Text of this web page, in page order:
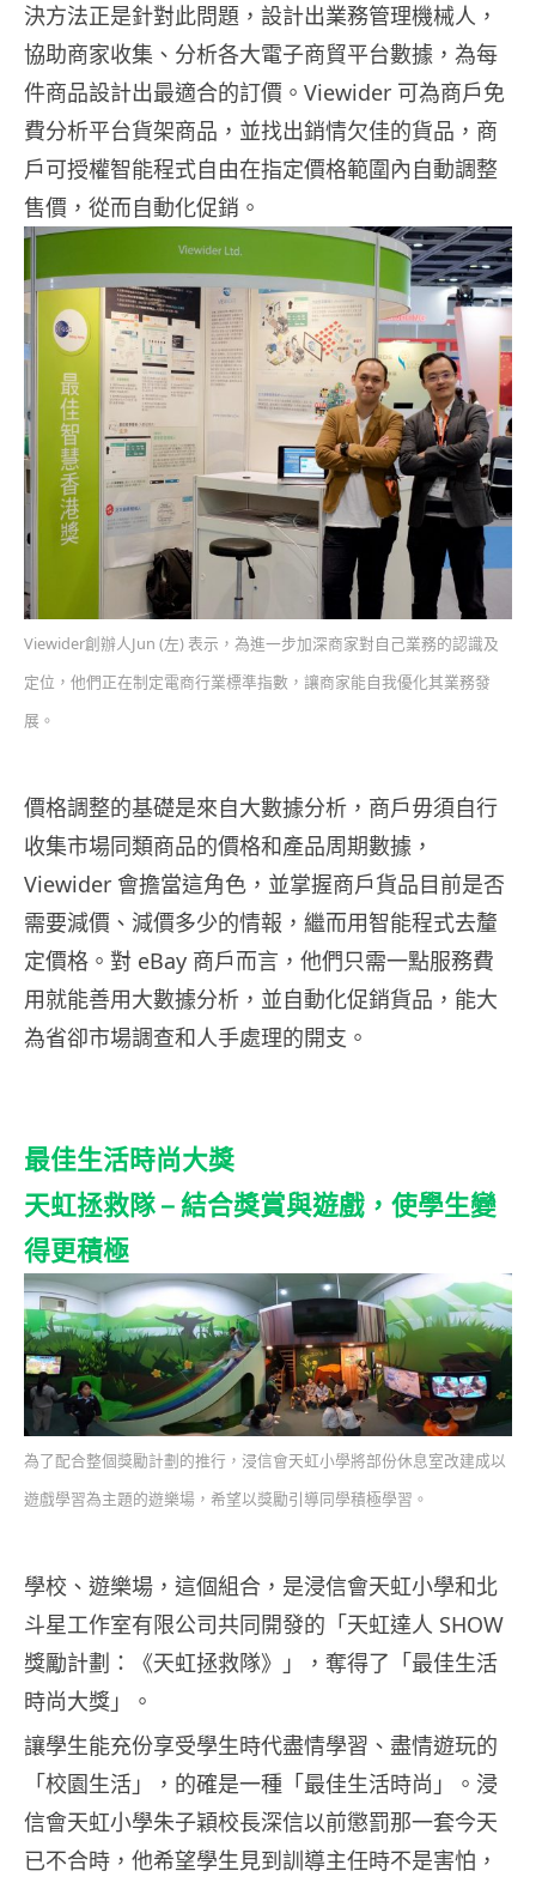
決方法正是針對此問題，設計出業務管理機械人，
協助商家收集、分析各大電子商貿平台數據，為每
件商品設計出最適合的訂價。Viewider 可為商戶免
費分析平台貨架商品，並找出銷情欠佳的貨品，商
戶可授權智能程式自由在指定價格範圍內自動調整
售價，從而自動化促銷。
Viewider創辦人Jun (左) 表示，為進一步加深商家對自己業務的認識及
定位，他們正在制定電商行業標準指數，讓商家能自我優化其業務發
展。
價格調整的基礎是來自大數據分析，商戶毋須自行
收集市場同類商品的價格和產品周期數據，
Viewider 會擔當這角色，並掌握商戶貨品目前是否
需要減價、減價多少的情報，繼而用智能程式去釐
定價格。對 eBay 商戶而言，他們只需一點服務費
用就能善用大數據分析，並自動化促銷貨品，能大
為省卻市場調查和人手處理的開支。
最佳生活時尚大獎
天虹拯救隊 – 結合獎賞與遊戲，使學生變
得更積極
為了配合整個獎勵計劃的推行，浸信會天虹小學將部份休息室改建成以
遊戲學習為主題的遊樂場，希望以獎勵引導同學積極學習。
學校、遊樂場，這個組合，是浸信會天虹小學和北
斗星工作室有限公司共同開發的「天虹達人 SHOW
獎勵計劃：《天虹拯救隊》」，奪得了「最佳生活
時尚大獎」。
讓學生能充份享受學生時代盡情學習、盡情遊玩的
「校園生活」，的確是一種「最佳生活時尚」。浸
信會天虹小學朱子穎校長深信以前懲罰那一套今天
已不合時，他希望學生見到訓導主任時不是害怕，